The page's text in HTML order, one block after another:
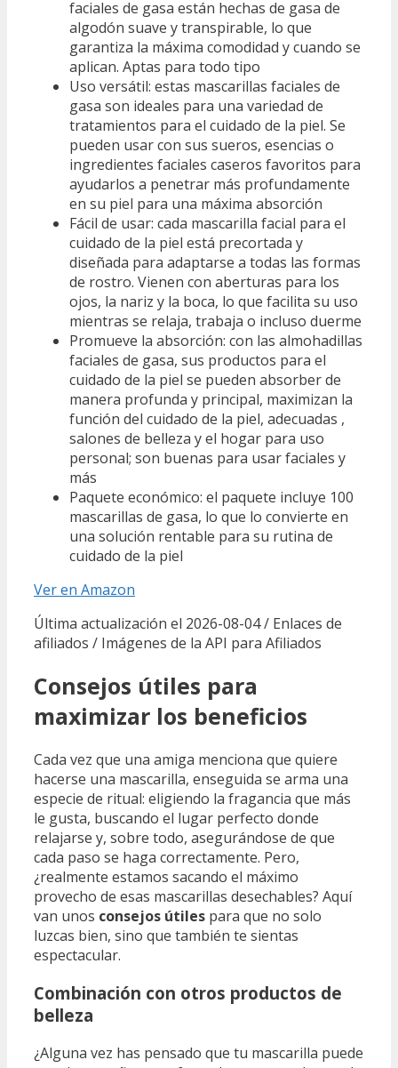
faciales de gasa están hechas de gasa de
algodón suave y transpirable, lo que
garantiza la máxima comodidad y cuando se
aplican. Aptas para todo tipo
Uso versátil: estas mascarillas faciales de
gasa son ideales para una variedad de
tratamientos para el cuidado de la piel. Se
pueden usar con sus sueros, esencias o
ingredientes faciales caseros favoritos para
ayudarlos a penetrar más profundamente
en su piel para una máxima absorción
Fácil de usar: cada mascarilla facial para el
cuidado de la piel está precortada y
diseñada para adaptarse a todas las formas
de rostro. Vienen con aberturas para los
ojos, la nariz y la boca, lo que facilita su uso
mientras se relaja, trabaja o incluso duerme
Promueve la absorción: con las almohadillas
faciales de gasa, sus productos para el
cuidado de la piel se pueden absorber de
manera profunda y principal, maximizan la
función del cuidado de la piel, adecuadas ,
salones de belleza y el hogar para uso
personal; son buenas para usar faciales y
más
Paquete económico: el paquete incluye 100
mascarillas de gasa, lo que lo convierte en
una solución rentable para su rutina de
cuidado de la piel
Ver en Amazon
Última actualización el 2026-08-04 / Enlaces de
afiliados / Imágenes de la API para Afiliados
Consejos útiles para
maximizar los beneficios
Cada vez que una amiga menciona que quiere
hacerse una mascarilla, enseguida se arma una
especie de ritual: eligiendo la fragancia que más
le gusta, buscando el lugar perfecto donde
relajarse y, sobre todo, asegurándose de que
cada paso se haga correctamente. Pero,
¿realmente estamos sacando el máximo
provecho de esas mascarillas desechables? Aquí
van unos consejos útiles para que no solo
luzcas bien, sino que también te sientas
espectacular.
Combinación con otros productos de
belleza
¿Alguna vez has pensado que tu mascarilla puede